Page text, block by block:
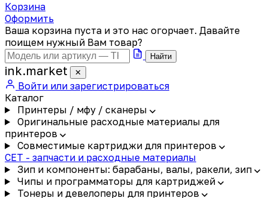
Корзина
Оформить
Ваша корзина пуста и это нас огорчает. Давайте
поищем нужный Вам товар?
Найти
ink.market ✕
Войти или зарегистрироваться
Каталог
Принтеры / мфу / сканеры
Оригинальные расходные материалы для
принтеров
Совместимые картриджи для принтеров
CET - запчасти и расходные материалы
Зип и компоненты: барабаны, валы, ракели, зип
Чипы и программаторы для картриджей
Тонеры и девелоперы для принтеров